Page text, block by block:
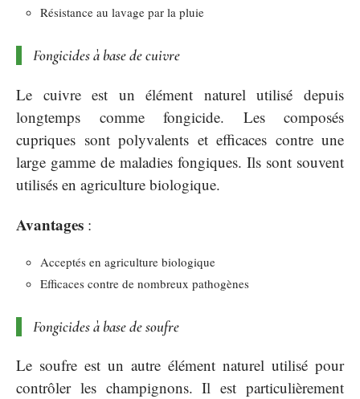
Résistance au lavage par la pluie
Fongicides à base de cuivre
Le cuivre est un élément naturel utilisé depuis
longtemps comme fongicide. Les composés
cupriques sont polyvalents et efficaces contre une
large gamme de maladies fongiques. Ils sont souvent
utilisés en agriculture biologique.
Avantages :
Acceptés en agriculture biologique
Efficaces contre de nombreux pathogènes
Fongicides à base de soufre
Le soufre est un autre élément naturel utilisé pour
contrôler les champignons. Il est particulièrement